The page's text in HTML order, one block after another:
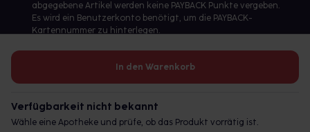
In den Warenkorb
Verfügbarkeit nicht bekannt
Wähle eine Apotheke und prüfe, ob das Produkt vorrätig ist.
abgegebene Artikel werden keine PAYBACK Punkte vergeben.
Es wird ein Benutzerkonto benötigt, um die PAYBACK-
Kartennummer zu hinterlegen.
Betreiber des Portals und verantwortlich: gesund.de GmbH &
© 2026 gesund.de GmbH & Co. KG